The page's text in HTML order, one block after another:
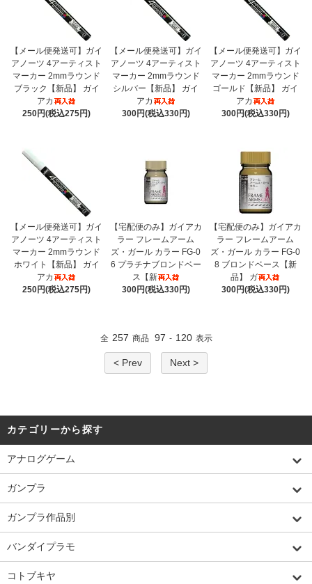
【メール便発送可】ガイ
アノーツ 4アーティスト
マーカー 2mmラウンド
ブラック【新品】 ガイ
アカ
250円(税込275円)
【メール便発送可】ガイ
アノーツ 4アーティスト
マーカー 2mmラウンド
シルバー【新品】 ガイ
アカ
300円(税込330円)
【メール便発送可】ガイ
アノーツ 4アーティスト
マーカー 2mmラウンド
ゴールド【新品】 ガイ
アカ
300円(税込330円)
【メール便発送可】ガイ
アノーツ 4アーティスト
マーカー 2mmラウンド
ホワイト【新品】 ガイ
アカ
250円(税込275円)
【宅配便のみ】ガイアカ
ラー フレームアーム
ズ・ガール カラー FG-0
6 プラチナブロンドベー
ス【新
300円(税込330円)
【宅配便のみ】ガイアカ
ラー フレームアーム
ズ・ガール カラー FG-0
8 ブロンドベース【新
品】 ガ
300円(税込330円)
全 257 商品 97 - 120 表示
< Prev Next >
カテゴリーから探す
アナログゲーム
ガンプラ
ガンプラ作品別
バンダイプラモ
コトブキヤ